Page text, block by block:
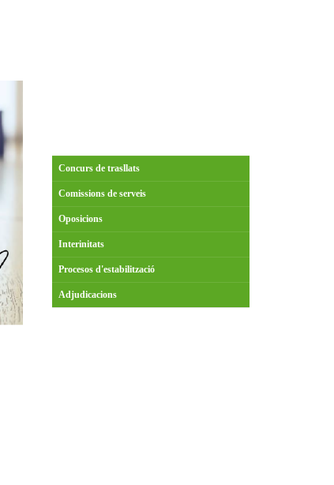
Concurs de trasllats
Comissions de serveis
Oposicions
Interinitats
Procesos d'estabilització
Adjudicacions